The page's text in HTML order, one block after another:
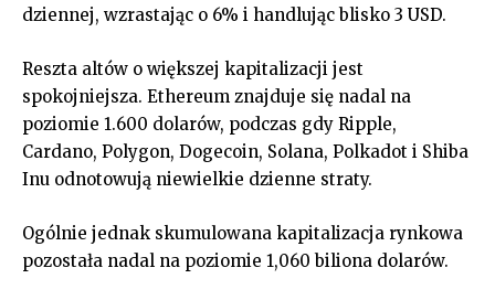
dziennej, wzrastając o 6% i handlując blisko 3 USD.
Reszta altów o większej kapitalizacji jest
spokojniejsza. Ethereum znajduje się nadal na
poziomie 1.600 dolarów, podczas gdy Ripple,
Cardano, Polygon, Dogecoin, Solana, Polkadot i Shiba
Inu odnotowują niewielkie dzienne straty.
Ogólnie jednak skumulowana kapitalizacja rynkowa
pozostała nadal na poziomie 1,060 biliona dolarów.